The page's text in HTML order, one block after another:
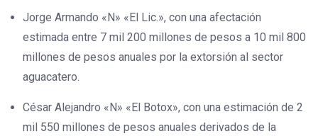
Jorge Armando «N» «El Lic.», con una afectación
estimada entre 7 mil 200 millones de pesos a 10 mil 800
millones de pesos anuales por la extorsión al sector
aguacatero.
César Alejandro «N» «El Botox», con una estimación de 2
mil 550 millones de pesos anuales derivados de la